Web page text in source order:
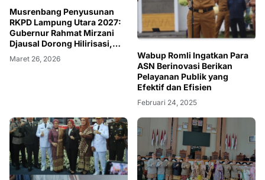
Musrenbang Penyusunan
RKPD Lampung Utara 2027:
Gubernur Rahmat Mirzani
Djausal Dorong Hilirisasi,
Penguatan SDM dan
Akselerasi Pembangunan di
Maret 26, 2026
Wabup Romli Ingatkan Para
ASN Berinovasi Berikan
Pelayanan Publik yang
Efektif dan Efisien
Februari 24, 2025